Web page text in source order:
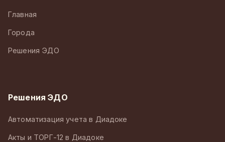
Главная
Города
Решения ЭДО
Решения ЭДО
Автоматизация учета в Диадоке
Акты и ТОРГ-12 в Диадоке